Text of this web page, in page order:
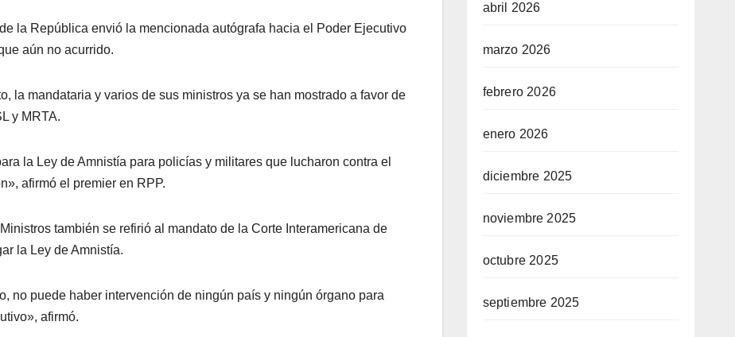
la República envió la mencionada autógrafa hacia el Poder Ejecutivo
aún no acurrido.
la mandataria y varios de sus ministros ya se han mostrado a favor de
y MRTA.
la Ley de Amnistía para policías y militares que lucharon contra el
afirmó el premier en RPP.
también se refirió al mandato de la Corte Interamericana de
la Ley de Amnistía.
no puede haber intervención de ningún país y ningún órgano para
afirmó.
abril 2026
marzo 2026
febrero 2026
enero 2026
diciembre 2025
noviembre 2025
octubre 2025
septiembre 2025